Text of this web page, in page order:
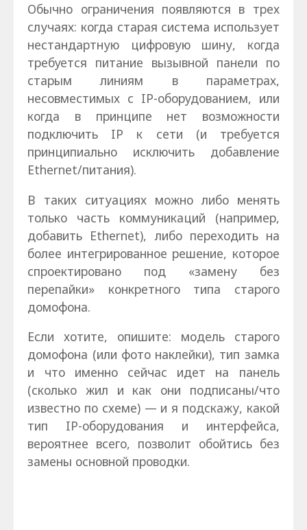
Обычно ограничения появляются в трех
случаях: когда старая система использует
нестандартную цифровую шину, когда
требуется питание вызывной панели по
старым линиям в параметрах,
несовместимых с IP-оборудованием, или
когда в принципе нет возможности
подключить IP к сети (и требуется
принципиально исключить добавление
Ethernet/питания).
В таких ситуациях можно либо менять
только часть коммуникаций (например,
добавить Ethernet), либо переходить на
более интегрированное решение, которое
спроектировано под «замену без
перепайки» конкретного типа старого
домофона.
Если хотите, опишите: модель старого
домофона (или фото наклейки), тип замка
и что именно сейчас идет на панель
(сколько жил и как они подписаны/что
известно по схеме) — и я подскажу, какой
тип IP-оборудования и интерфейса,
вероятнее всего, позволит обойтись без
замены основной проводки.